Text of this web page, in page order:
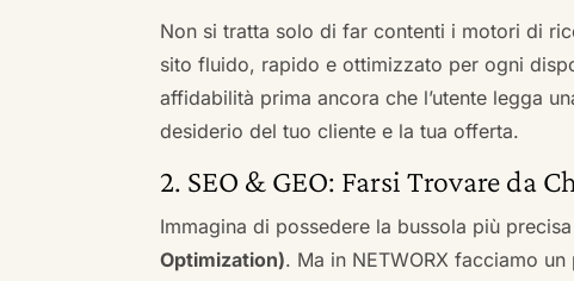
Non si tratta solo di far contenti i motori di
sito fluido, rapido e ottimizzato per ogni
affidabilità prima ancora che l’utente legga
desiderio del tuo cliente e la tua offerta.
2. SEO & GEO: Farsi Trovare da
Immagina di possedere la bussola più
Optimization). Ma in NETWORX facciamo